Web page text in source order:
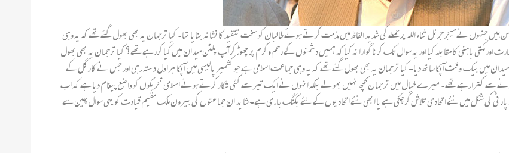
نے میجر جرنل ثناء اللہ پر حملے کی شدید الفاظ میں مذمت کرتے ہوئے طالبان کو سخت تنقید کانشانہ بنایا تھا۔ کیا ترجمان یہ بھی بھول گئے تھے کہ یہ وہی
باہنی کا مقابلہ کیا اور یہ سوال تک کرنا گوارا نہ کیا کہ ہمیں دشمنوں کے رحم و کرم پر چھوڑ کر آپ پلٹن میدان میں کیا کررہے تھے؟ کیا ترجمان یہ بھی بھول
میں بیک وقت آپکا ساتھ دیا۔ کیا ترجمان یہ بھی بھول گئے تھے کہ یہ وہی جماعت اسلامی ہے جو کشمیر پالیسی میں آپکا ہراول دستہ رہی اور جس نے کارگل کے
سے کترارہے تھے۔ میرے خیال میں ترجمان کچھ نہیں بھولے بلکہ انہوں نے ایک تیر سے کئی شکار کرتے ہوئے اسلامی تحریکوں کو واضع پیغام دیا ہے کہ اب
پارٹی کی شکل میں نئے اتحادی تلاش کرچکی ہے یا ابھی نئے اتحادیوں کے لئے بکنگ جاری ہے۔ شا ید ان جماعتوں کی بیرون ملک مقیم قیادت کو یہی سوال چین سے